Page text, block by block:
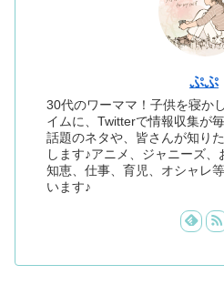
ぷぷ
30代のワーママ！子供を寝か
イムに、Twitterで情報収集が
話題のネタや、皆さんが知り
します♪アニメ、ジャニーズ
知恵、仕事、育児、オシャレ
います♪